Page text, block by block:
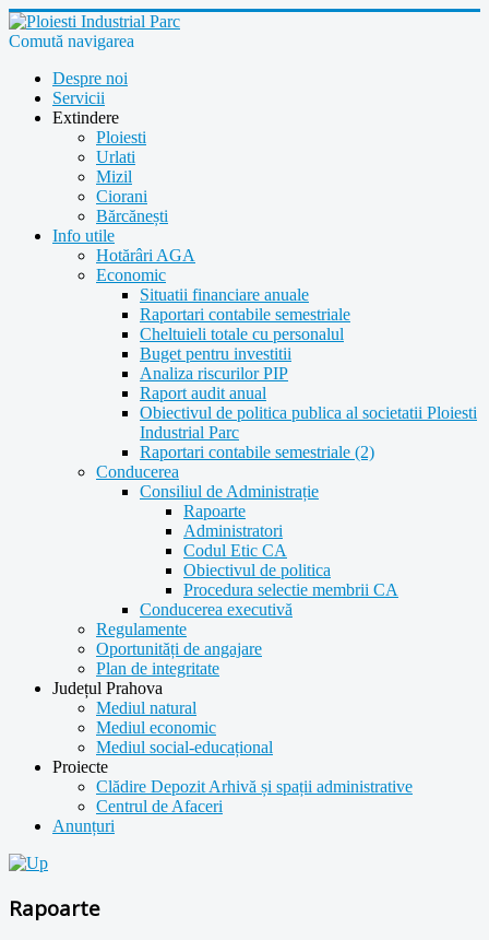
Comută navigarea
Despre noi
Servicii
Extindere
Ploiesti
Urlati
Mizil
Ciorani
Bărcănești
Info utile
Hotărâri AGA
Economic
Situatii financiare anuale
Raportari contabile semestriale
Cheltuieli totale cu personalul
Buget pentru investitii
Analiza riscurilor PIP
Raport audit anual
Obiectivul de politica publica al societatii Ploiesti
Industrial Parc
Raportari contabile semestriale (2)
Conducerea
Consiliul de Administrație
Rapoarte
Administratori
Codul Etic CA
Obiectivul de politica
Procedura selectie membrii CA
Conducerea executivă
Regulamente
Oportunități de angajare
Plan de integritate
Județul Prahova
Mediul natural
Mediul economic
Mediul social-educațional
Proiecte
Clădire Depozit Arhivă și spații administrative
Centrul de Afaceri
Anunțuri
Rapoarte